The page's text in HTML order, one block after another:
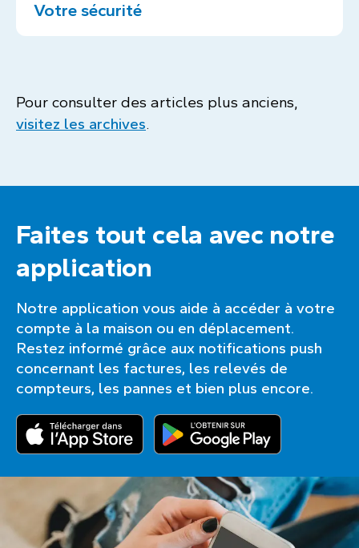
Votre sécurité
Pour consulter des articles plus anciens,
visitez les archives.
Faites tout cela avec notre
application
Notre application vous aide à accéder à votre
compte à la maison ou en déplacement.
Restez informé grâce aux notifications push
concernant les factures, les relevés de
compteurs, les pannes et bien plus encore.